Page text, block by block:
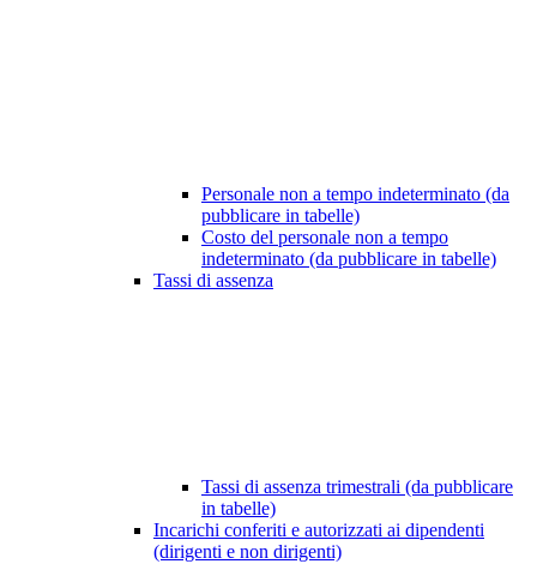
Personale non a tempo indeterminato (da
pubblicare in tabelle)
Costo del personale non a tempo
indeterminato (da pubblicare in tabelle)
Tassi di assenza
Tassi di assenza trimestrali (da pubblicare
in tabelle)
Incarichi conferiti e autorizzati ai dipendenti
(dirigenti e non dirigenti)